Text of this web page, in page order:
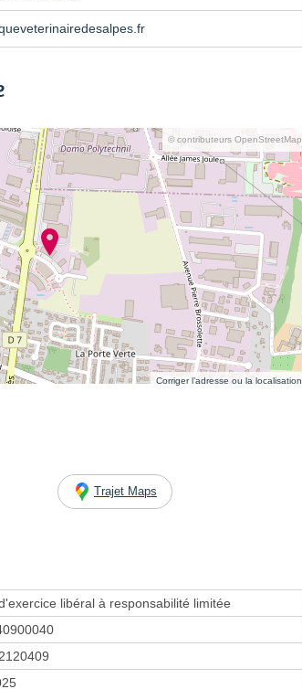
© contributeurs OpenStreetMap
Corriger l’adresse ou la localisation
Trajet Maps
libéral à responsabilité limitée